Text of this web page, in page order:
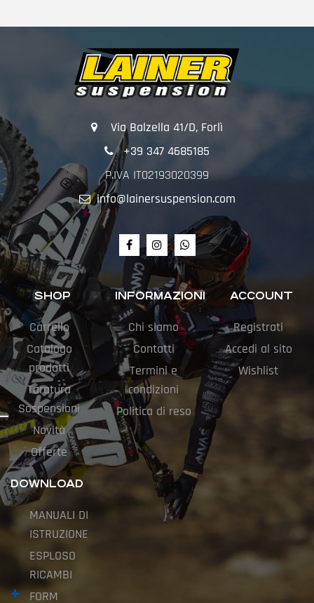
Via Balzella 41/D, Forlì
+39 347 4685185
P.IVA IT02193020399
info@lainersuspension.com
SHOP
Carrello
Catalogo
prodotti
Taratura
Sospensioni
Novità
Offerte
INFORMAZIONI
Chi siamo
Contatti
Termini e
condizioni
Politica di reso
ACCOUNT
Registrati
Accedi al sito
Wishlist
DOWNLOAD
MANUALI DI
ISTRUZIONE
ESPLOSO
RICAMBI
FORM